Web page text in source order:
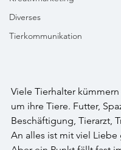
Diverses
Tierkommunikation
Viele Tierhalter
um ihre Tiere. Futter,
Beschäftigung, Tierarzt,
An alles ist mit viel Liebe